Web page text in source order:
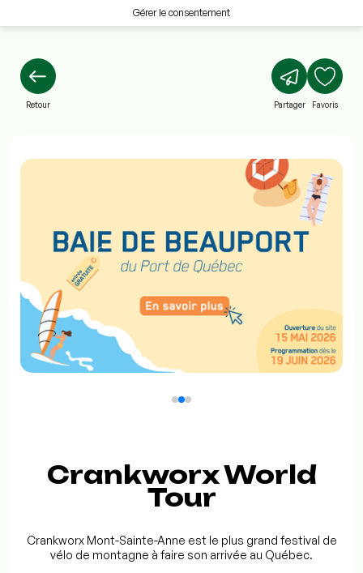
Gérer le consentement
Retour Partager Favoris
Crankworx World
Tour
Crankworx Mont-Sainte-Anne est le plus grand festival de
vélo de montagne à faire son arrivée au Québec.